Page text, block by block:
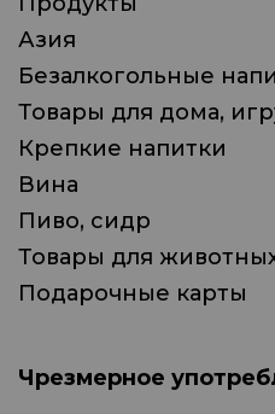
Азия
Безалкогольные
Товары для дома,
Крепкие напитки
Вина
Пиво, сидр
Товары для
Подарочные карты
Чрезмерное